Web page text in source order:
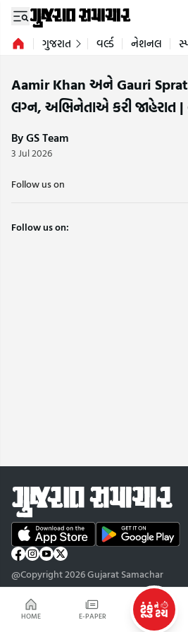
HOME E-PAPER
ગુજરાત વર્લ્ડ નેશનલ
Aamir Khan અને Gauri
લગ્ન, અભિનેતાએ કરી જાહેરાત |
By GS Team
3 Jul 2026
Follow us on
Follow us on:
@Copyright 2026 Gujarat Samachar